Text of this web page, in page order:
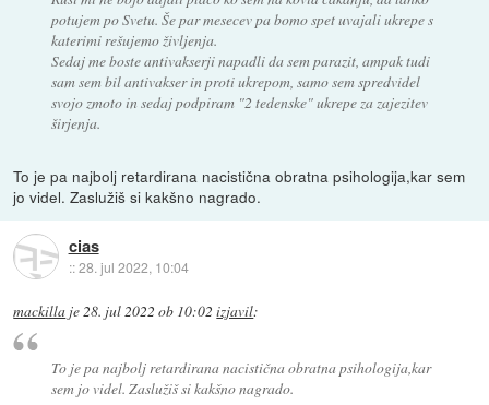
potujem po Svetu. Še par mesecev pa bomo spet uvajali ukrepe s
katerimi rešujemo življenja.
Sedaj me boste antivakserji napadli da sem parazit, ampak tudi
sam sem bil antivakser in proti ukrepom, samo sem spredvidel
svojo zmoto in sedaj podpiram "2 tedenske" ukrepe za zajezitev
širjenja.
To je pa najbolj retardirana nacistična obratna psihologija,kar sem
jo videl. Zaslužiš si kakšno nagrado.
cias
::28. jul 2022, 10:04
mackilla je 28. jul 2022 ob 10:02 izjavil:
To je pa najbolj retardirana nacistična obratna psihologija,kar
sem jo videl. Zaslužiš si kakšno nagrado.